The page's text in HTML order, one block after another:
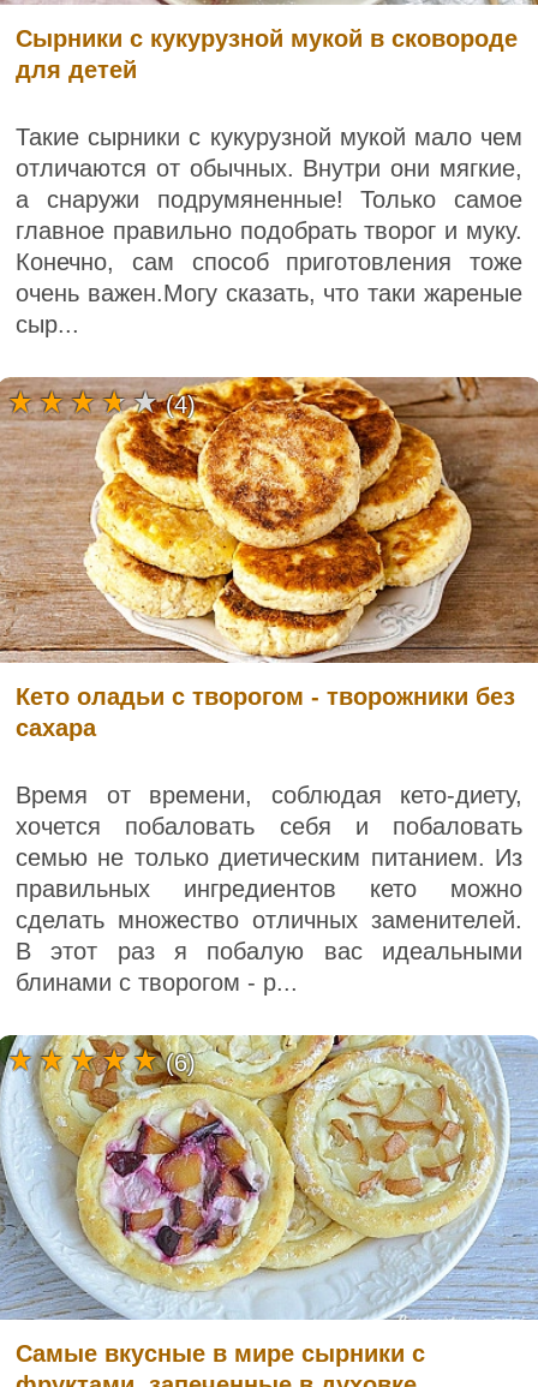
Сырники с кукурузной мукой в сковороде
для детей
Такие сырники с кукурузной мукой мало чем
отличаются от обычных. Внутри они мягкие,
а снаружи подрумяненные! Только самое
главное правильно подобрать творог и муку.
Конечно, сам способ приготовления тоже
очень важен.Могу сказать, что таки жареные
сыр...
Кето оладьи с творогом - творожники без
сахара
Время от времени, соблюдая кето-диету,
хочется побаловать себя и побаловать
семью не только диетическим питанием. Из
правильных ингредиентов кето можно
сделать множество отличных заменителей.
В этот раз я побалую вас идеальными
блинами с творогом - р...
(4)
Самые вкусные в мире сырники с
(6)